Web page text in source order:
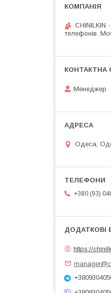
CHINILKIN
телефонів.
Менеджер
Одеса,
+380 (93)
https://